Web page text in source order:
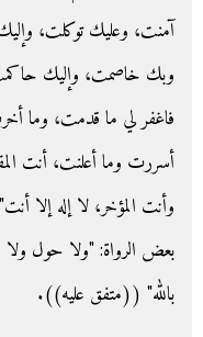
آمنت، وعليك توكلت،
وبك خاصمت، وإليك
فاغفر لي ما قدمت، وما
أسررت وما أعلنت، أنت
وأنت المؤخر، لا إله إلا
بعض الرواة‏:‏ ‏"‏ولا حول ولا
بالله‏"‏ ‏(‏‏(‏متفق عليه‏)‏‏)‏‏.‏